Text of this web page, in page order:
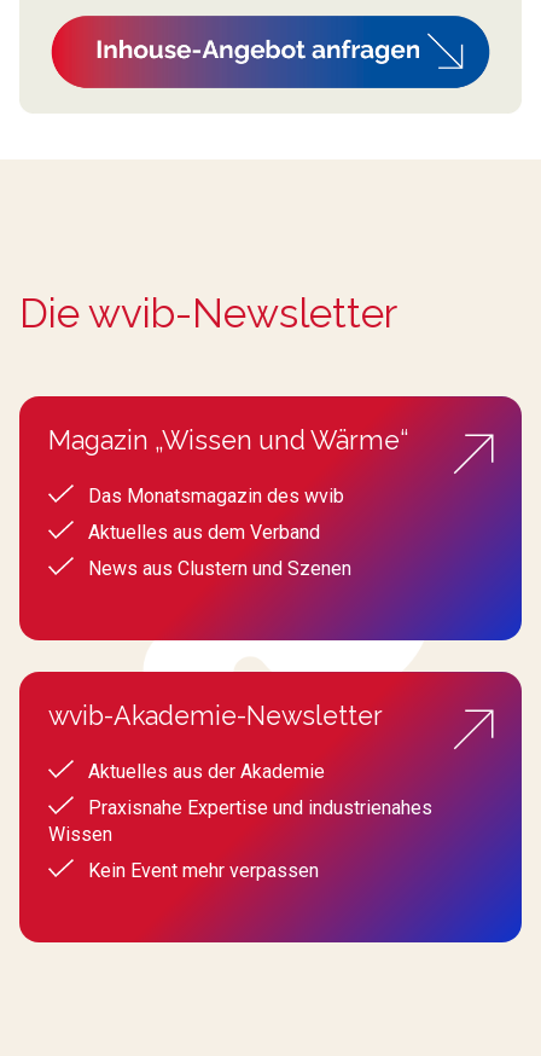
Die wvib-Newsletter
Magazin „Wissen und Wärme“
Das Monatsmagazin des wvib
Aktuelles aus dem Verband
News aus Clustern und Szenen
wvib-Akademie-Newsletter
Aktuelles aus der Akademie
Praxisnahe Expertise und industrienahes
Wissen
Kein Event mehr verpassen